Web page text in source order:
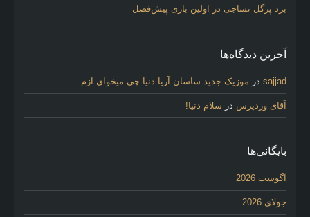
برد پرگل نساجی در اولین بازی پیش‌فصل
آخرین دیدگاه‌ها
sajjad در موزیک جدید ساسان آریا دنیا چی میخوای ازم
آقای وردپرس در سلام دنیا!
بایگانی‌ها
آگوست 2026
جولای 2026